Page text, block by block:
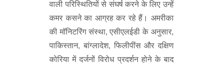
वाली परिस्थितियों से संघर्ष करने के लिए उन्हें
कमर कसने का आग्रह कर रहे हैं। अमरीका
की मॉनिटरिंग संस्था, एसीएलईडी के अनुसार,
पाकिस्तान, बांग्लादेश, फिलीपींस और दक्षिण
कोरिया में दर्जनों विरोध प्रदर्शन होने के बाद